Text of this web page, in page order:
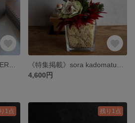
4,600円
1点 残り1点